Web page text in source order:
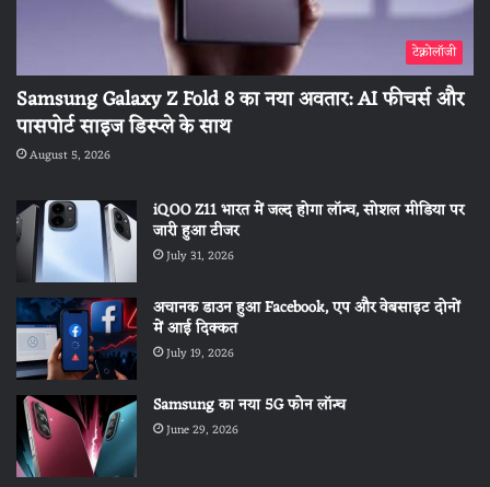
टेक्नोलॉजी
Samsung Galaxy Z Fold 8 का नया अवतार: AI फीचर्स और
पासपोर्ट साइज डिस्प्ले के साथ
August 5, 2026
iQOO Z11 भारत में जल्द होगा लॉन्च, सोशल मीडिया पर
जारी हुआ टीजर
July 31, 2026
अचानक डाउन हुआ Facebook, एप और वेबसाइट दोनों
में आई दिक्कत
July 19, 2026
Samsung का नया 5G फोन लॉन्च
June 29, 2026